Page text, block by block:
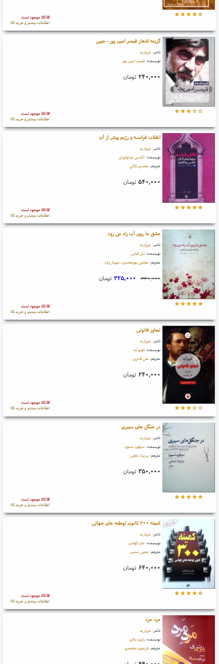
کالا موجود است
اطلاعات بیشتر و خرید کالا
گزینه اشعار قیصر امین پور - جیبی
ناشر: مروارید
نویسنده: قیصر امین پور
۲۴۰,۰۰۰ تومان
کالا موجود است
اطلاعات بیشتر و خرید کالا
انقلاب فرانسه و رژیم پیش از آن
ناشر: مروارید
نویسنده: الکسی دوتوکویل
مترجم: محسن ثلاثی
۵۴۰,۰۰۰ تومان
کالا موجود است
اطلاعات بیشتر و خرید کالا
عشق ما روی آب راه می رود
ناشر: مروارید
نویسنده: نزار قبانی
مترجم: مجتبی پورمحسن، مهرناز زاوه
۳۳۰,۰۰۰ ۳۲۵,۰۰۰ تومان
کالا موجود است
اطلاعات بیشتر و خرید کالا
تجاوز قانونی
ناشر: مروارید
نویسنده: کوبو آبه
مترجم: علی قادری
۲۴۰,۰۰۰ تومان
کالا موجود است
اطلاعات بیشتر و خرید کالا
در جنگل های سیبری
ناشر: مروارید
نویسنده: سیلون تسون
مترجم: پریزاد تجلی
۳۵۰,۰۰۰ تومان
کالا موجود است
اطلاعات بیشتر و خرید کالا
کمیته ۳۰۰ کانون توطئه های جهانی
ناشر: مروارید
نویسنده: جان کولمن
مترجم: یحیی شمس
۶۴۰,۰۰۰ تومان
کالا موجود است
اطلاعات بیشتر و خرید کالا
مرد مرد
ناشر: مروارید
نویسنده: رابرت بلای
مترجم: فریدون معتمدی